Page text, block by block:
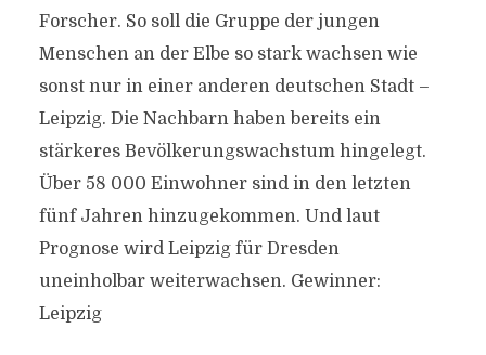
Forscher. So soll die Gruppe der jungen
Menschen an der Elbe so stark wachsen wie
sonst nur in einer anderen deutschen Stadt –
Leipzig. Die Nachbarn haben bereits ein
stärkeres Bevölkerungswachstum hingelegt.
Über 58 000 Einwohner sind in den letzten
fünf Jahren hinzugekommen. Und laut
Prognose wird Leipzig für Dresden
uneinholbar weiterwachsen. Gewinner:
Leipzig